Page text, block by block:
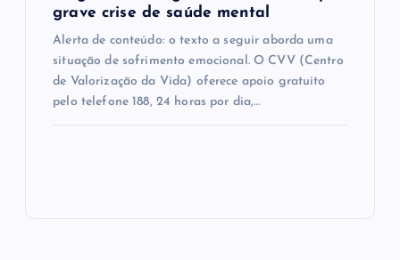
grave crise de saúde mental
Alerta de conteúdo: o texto a seguir aborda uma
situação de sofrimento emocional. O CVV (Centro
de Valorização da Vida) oferece apoio gratuito
pelo telefone 188, 24 horas por dia,…